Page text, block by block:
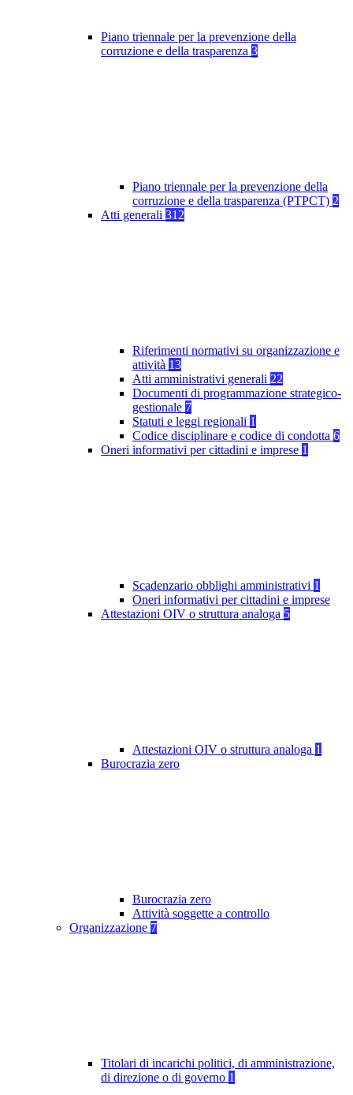
Piano triennale per la prevenzione della
corruzione e della trasparenza 3
Piano triennale per la prevenzione della
corruzione e della trasparenza (PTPCT) 2
Atti generali 312
Riferimenti normativi su organizzazione e
attività 13
Atti amministrativi generali 22
Documenti di programmazione strategico-
gestionale 7
Statuti e leggi regionali 1
Codice disciplinare e codice di condotta 6
Oneri informativi per cittadini e imprese 1
Scadenzario obblighi amministrativi 1
Oneri informativi per cittadini e imprese
Attestazioni OIV o struttura analoga 5
Attestazioni OIV o struttura analoga 1
Burocrazia zero
Burocrazia zero
Attività soggette a controllo
Organizzazione 7
Titolari di incarichi politici, di amministrazione,
di direzione o di governo 1